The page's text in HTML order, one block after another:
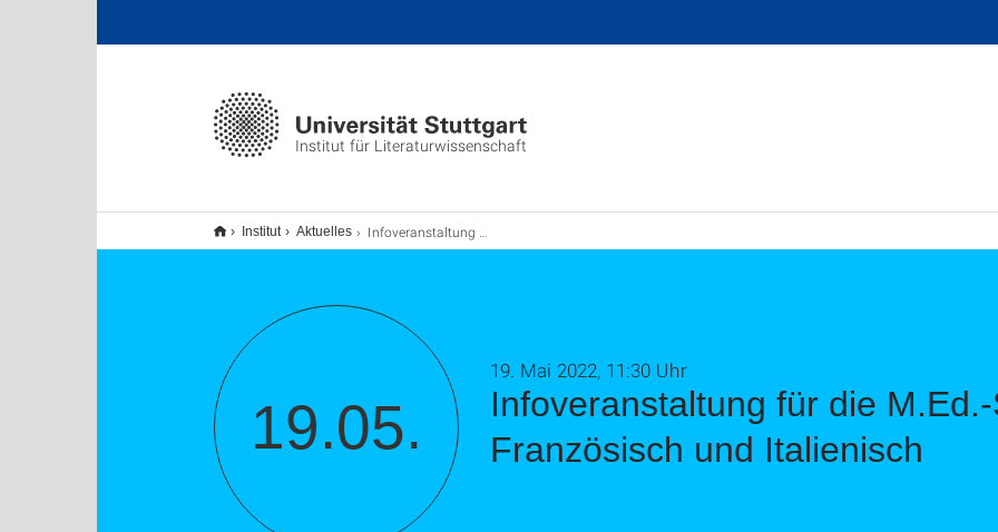
Institut für Literaturwissenschaft
Institut Aktuelles Infoveranstaltung für die M.Ed.-Studiengänge Französisch und Italienisch
19.05.
Infoveranstaltung für die
Französisch und Italienisch
19. Mai 2022, 11:30 Uhr